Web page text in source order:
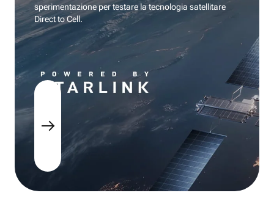
sperimentazione per testare la tecnologia satellitare
Direct to Cell.